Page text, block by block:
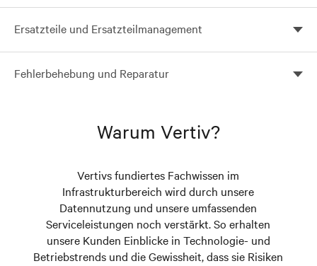
Kosten für eine Generalüberholung des Standorts
anfallen.
zur Beurteilung des Zustands der Batterien, um eine
Ersatzteile und Ersatzteilmanagement
einsatzbereiten kritischen Ersatzteilen können die
diese schon beim ersten Versuch beheben.
Fehlerbehebung und Reparatur
Warum Vertiv?
Vertivs fundiertes Fachwissen im
Infrastrukturbereich wird durch unsere
Datennutzung und unsere umfassenden
Serviceleistungen noch verstärkt. So erhalten
unsere Kunden Einblicke in Technologie- und
Betriebstrends und die Gewissheit, dass sie Risiken